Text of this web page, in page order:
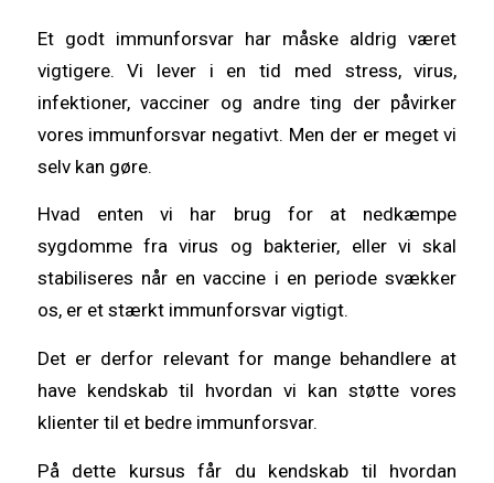
Et godt immunforsvar har måske aldrig været
vigtigere. Vi lever i en tid med stress, virus,
infektioner, vacciner og andre ting der påvirker
vores immunforsvar negativt. Men der er meget vi
selv kan gøre.
Hvad enten vi har brug for at nedkæmpe
sygdomme fra virus og bakterier, eller vi skal
stabiliseres når en vaccine i en periode svækker
os, er et stærkt immunforsvar vigtigt.
Det er derfor relevant for mange behandlere at
have kendskab til hvordan vi kan støtte vores
klienter til et bedre immunforsvar.
På dette kursus får du kendskab til hvordan